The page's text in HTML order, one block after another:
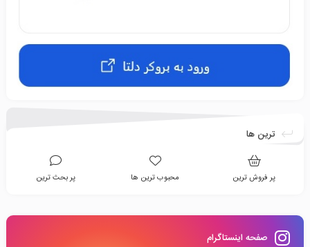
ترین ها
پر فروش ترین محبوب ترین ها پر بحث ترین
صفحه اینستاگرام